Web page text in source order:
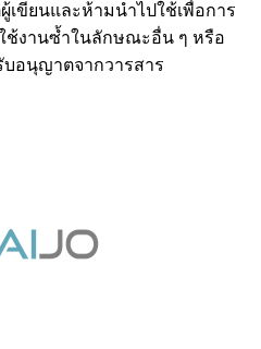
เขียนและห้ามนำไปใช้เพื่อการ
ช้งานซ้ำในลักษณะอื่น ๆ หรือ
บอนุญาตจากวารสาร